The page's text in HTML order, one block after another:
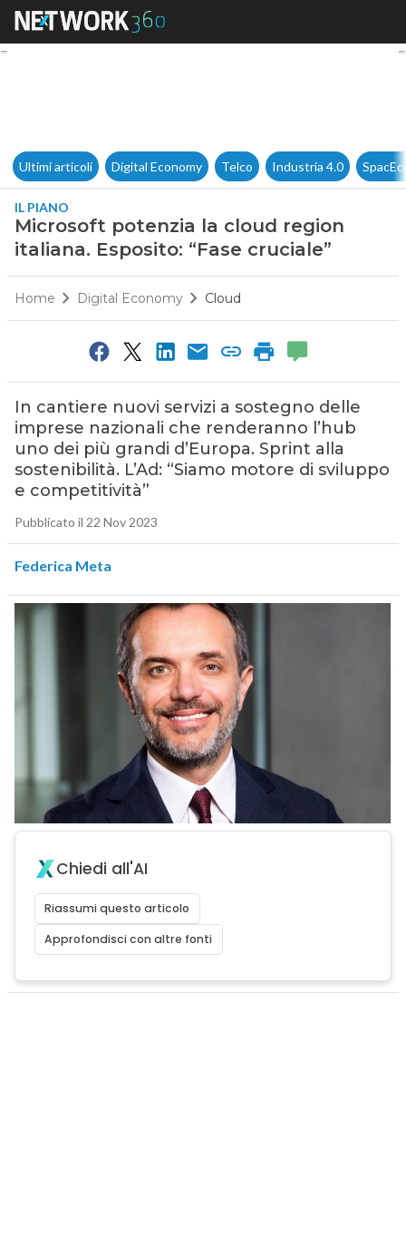
Microsoft potenzia la cloud
Ultimi articoli Digital Economy Telco Industria 4.0
IL PIANO
Microsoft potenzia la cloud region
italiana. Esposito: “Fase cruciale”
Home Digital Economy Cloud
In cantiere nuovi servizi a sostegno delle
imprese nazionali che renderanno l’hub
uno dei più grandi d’Europa. Sprint alla
sostenibilità. L’Ad: “Siamo motore di sviluppo
e competitività”
Pubblicato il 22 Nov 2023
Federica Meta
Chiedi all'AI
Riassumi questo articolo
Approfondisci con altre fonti